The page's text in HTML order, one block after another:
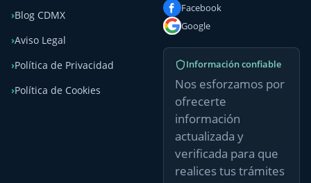
Blog CDMX
Aviso Legal
Política de Privacidad
Política de Cookies
Facebook
Google
Información confiable
Nos esforzamos por
ofrecerte
información
actualizada y
verificada para que
realices tus trámites